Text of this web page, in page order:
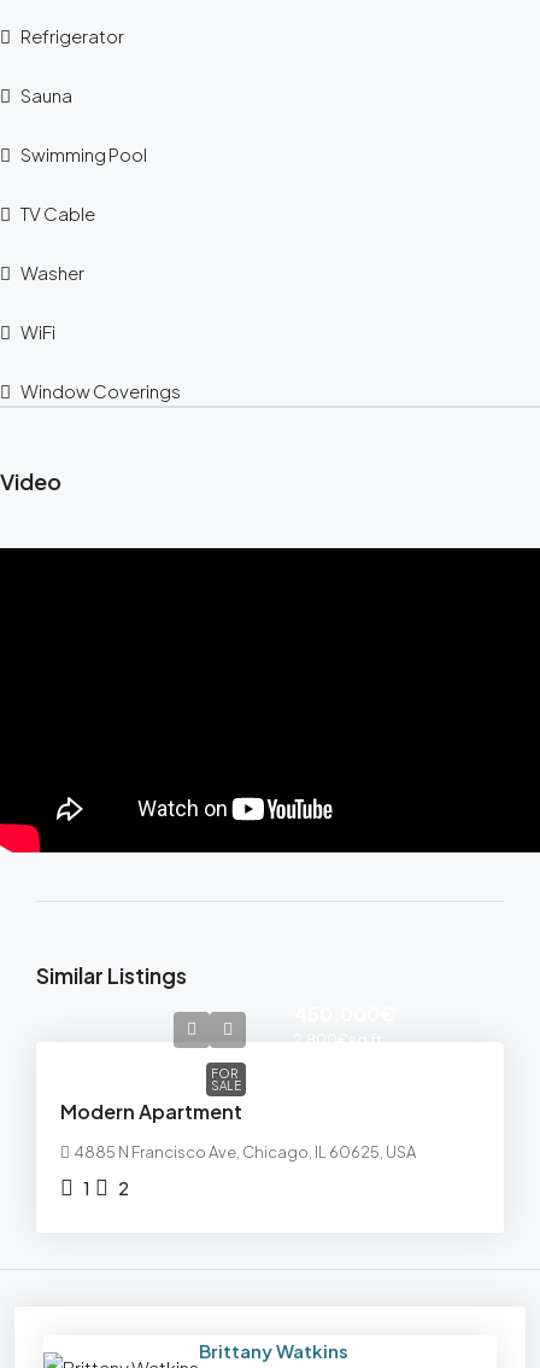
Refrigerator
Sauna
Swimming Pool
TV Cable
Washer
WiFi
Window Coverings
Video
Similar Listings
FOR
SALE
Modern Apartment
4885 N Francisco Ave, Chicago, IL 60625, USA
1 2
Brittany Watkins